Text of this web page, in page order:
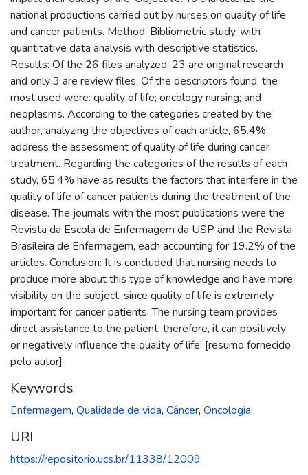
national productions carried out by nurses on quality of life
and cancer patients. Method: Bibliometric study, with
quantitative data analysis with descriptive statistics.
Results: Of the 26 files analyzed, 23 are original research
and only 3 are review files. Of the descriptors found, the
most used were: quality of life; oncology nursing; and
neoplasms. According to the categories created by the
author, analyzing the objectives of each article, 65.4%
address the assessment of quality of life during cancer
treatment. Regarding the categories of the results of each
study, 65.4% have as results the factors that interfere in the
quality of life of cancer patients during the treatment of the
disease. The journals with the most publications were the
Revista da Escola de Enfermagem da USP and the Revista
Brasileira de Enfermagem, each accounting for 19.2% of the
articles. Conclusion: It is concluded that nursing needs to
produce more about this type of knowledge and have more
visibility on the subject, since quality of life is extremely
important for cancer patients. The nursing team provides
direct assistance to the patient, therefore, it can positively
or negatively influence the quality of life. [resumo fornecido
pelo autor]
Keywords
Enfermagem, Qualidade de vida, Câncer, Oncologia
URI
https://repositorio.ucs.br/11338/12009